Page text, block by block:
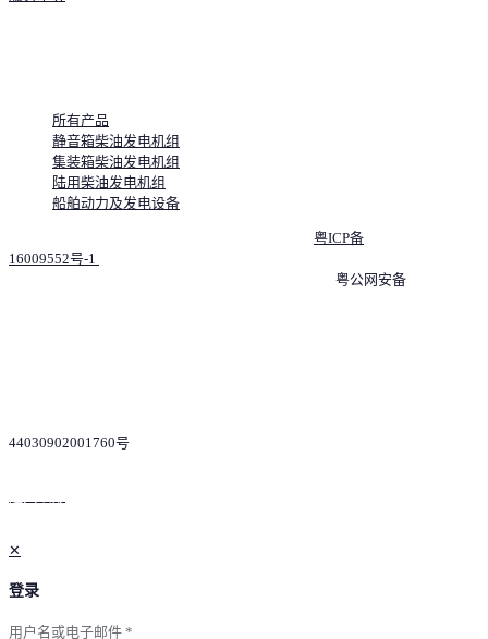
所有产品
静音箱柴油发电机组
集装箱柴油发电机组
陆用柴油发电机组
船舶动力及发电设备
粤ICP备
16009552号-1
粤公网安备
44030902001760号
✕
登录
用户名或电子邮件 *